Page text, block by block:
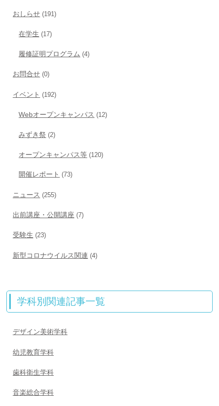
おしらせ (191)
在学生 (17)
履修証明プログラム (4)
お問合せ (0)
イベント (192)
Webオープンキャンパス (12)
みずき祭 (2)
オープンキャンパス等 (120)
開催レポート (73)
ニュース (255)
出前講座・公開講座 (7)
受験生 (23)
新型コロナウイルス関連 (4)
学科別関連記事一覧
デザイン美術学科
幼児教育学科
歯科衛生学科
音楽総合学科